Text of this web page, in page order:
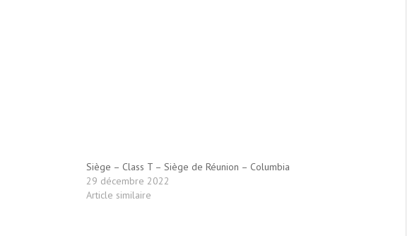
Siège – Class T – Siège de Réunion – Columbia
29 décembre 2022
Article similaire